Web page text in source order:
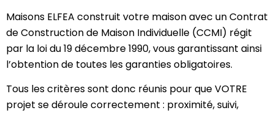
Maisons ELFEA construit votre maison avec un Contrat
de Construction de Maison Individuelle (CCMI) régit
par la loi du 19 décembre 1990, vous garantissant ainsi
l’obtention de toutes les garanties obligatoires.
Tous les critères sont donc réunis pour que VOTRE
projet se déroule correctement : proximité, suivi,